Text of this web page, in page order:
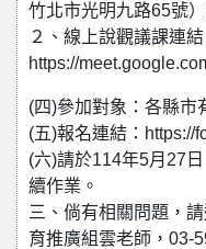
竹北市光明九路65號
２、線上說觀議課連結
https://
(四)參加對象：各縣市
(五)報名連結：https://
(六)請於114年5月27
續作業。
三、倘有相關問題，
育推廣組雲老師，03-